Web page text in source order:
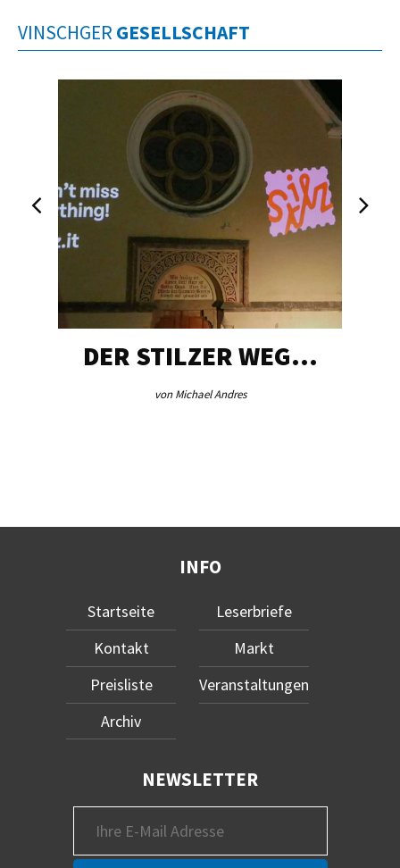
VINSCHGER GESELLSCHAFT
DER STILZER WEG…
von Michael Andres
INFO
Startseite
Kontakt
Preisliste
Archiv
Leserbriefe
Markt
Veranstaltungen
NEWSLETTER